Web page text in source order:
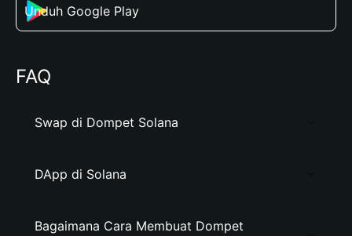
Unduh Google Play
FAQ
Swap di Dompet Solana
DApp di Solana
Bagaimana Cara Membuat Dompet